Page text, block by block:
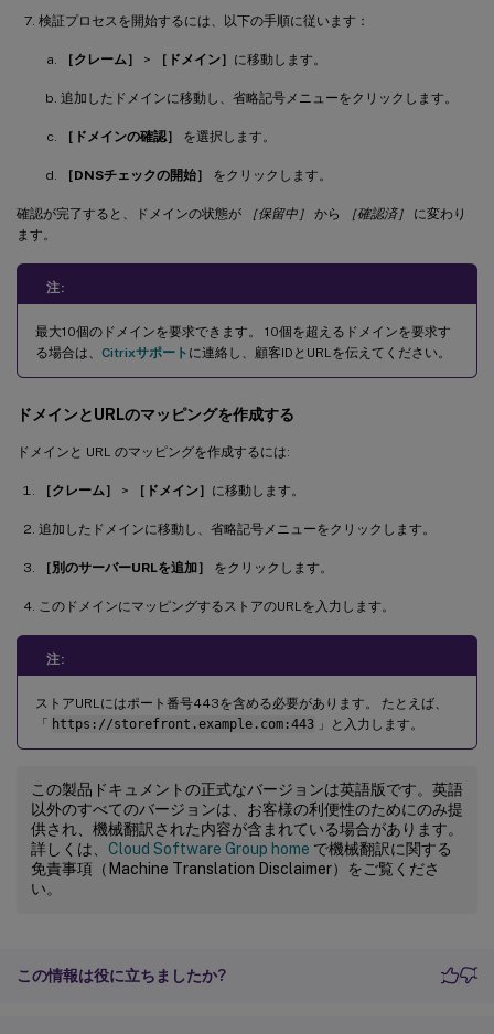
検証プロセスを開始するには、以下の手順に従います：
［クレーム］ > ［ドメイン］ に移動します。
追加したドメインに移動し、省略記号メニューをクリックします。
［ドメインの確認］ を選択します。
［DNSチェックの開始］ をクリックします。
確認が完了すると、ドメインの状態が ［保留中］ から ［確認済］
に変わり
ます。
注:
最大10個のドメインを要求できます。 10個を超えるドメインを要求す
る場合は、 Citrixサポート に連絡し、顧客IDとURLを伝えてください。
ドメインとURLのマッピングを作成する
ドメインと URL のマッピングを作成するには:
［クレーム］ > ［ドメイン］ に移動します。
追加したドメインに移動し、省略記号メニューをクリックします。
［別のサーバーURLを追加］ をクリックします。
このドメインにマッピングするストアのURLを入力します。
注:
ストアURLにはポート番号443を含める必要があります。 たとえば、
「 https://storefront.example.com:443 」と入力します。
この製品ドキュメントの正式なバージョンは英語版です。英語
以外のすべてのバージョンは、お客様の利便性のためにのみ提
供され、機械翻訳された内容が含まれている場合があります。
詳しくは、 Cloud Software Group home で機械翻訳に関する
免責事項（Machine Translation Disclaimer）をご覧くださ
い。
この情報は役に立ちましたか?